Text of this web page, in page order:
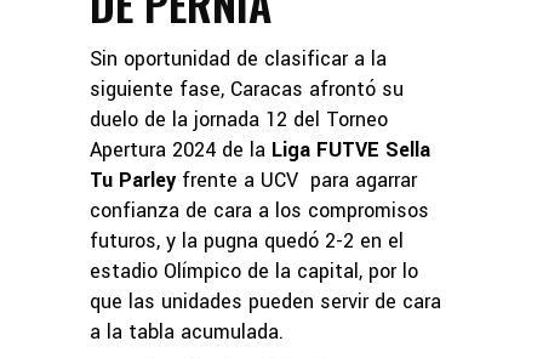
Sin oportunidad de clasificar a la
siguiente fase, Caracas afrontó su
duelo de la jornada 12 del Torneo
Apertura 2024 de la Liga FUTVE Sella
Tu Parley frente a UCV para agarrar
confianza de cara a los compromisos
futuros, y la pugna quedó 2-2 en el
estadio Olímpico de la capital, por lo
que las unidades pueden servir de cara
a la tabla acumulada.